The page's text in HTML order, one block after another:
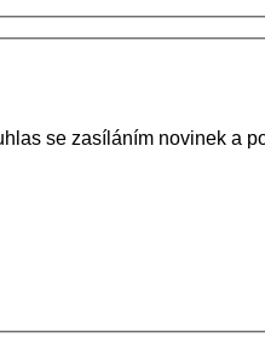
se zasíláním novinek a